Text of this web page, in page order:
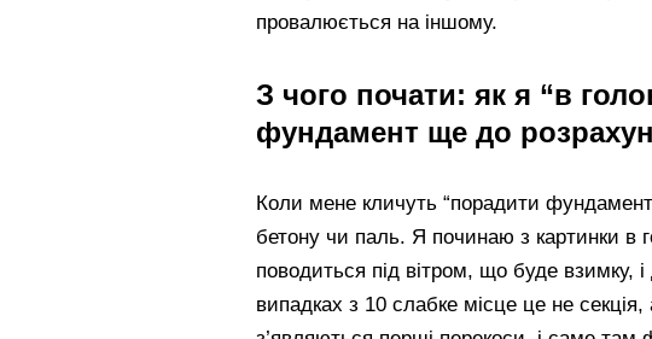
провалюється на іншому.
З чого почати: як я “в
фундамент ще до
Коли мене кличуть “порадити
бетону чи паль. Я починаю з картинки в
поводиться під вітром, що буде взимку,
випадках з 10 слабке місце це не